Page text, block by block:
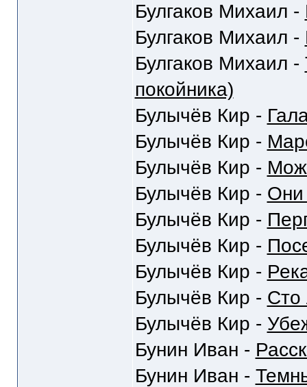
Булгаков Михаил -
Булгаков Михаил -
Булгаков Михаил -
покойника)
Булычёв Кир -
Булычёв Кир -
Булычёв Кир -
Булычёв Кир - Они
Булычёв Кир -
Булычёв Кир -
Булычёв Кир -
Булычёв Кир - Сто
Булычёв Кир -
Бунин Иван -
Бунин Иван -